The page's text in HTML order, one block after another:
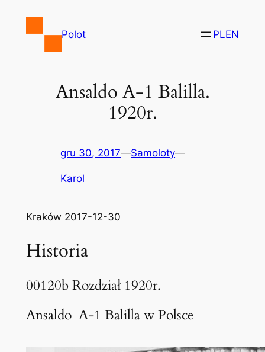
Polot PLEN
Ansaldo A-1 Balilla.
1920r.
gru 30, 2017—Samoloty—
Karol
Kraków 2017-12-30
Historia
00120b Rozdział 1920r.
Ansaldo A-1 Balilla w Polsce